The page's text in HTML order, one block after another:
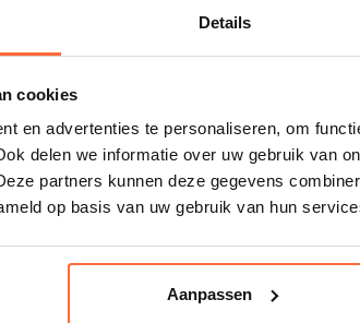
Details
cookies
en advertenties te personaliseren, om
delen we informatie over uw gebruik van
partners kunnen deze gegevens
op basis van uw gebruik van hun
Aanpassen